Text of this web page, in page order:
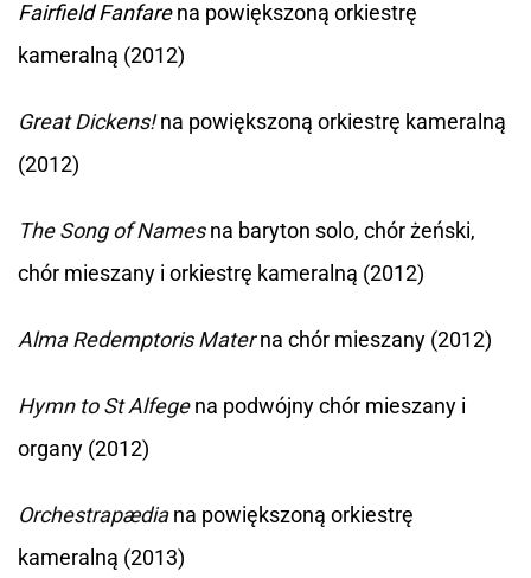
Fairfield Fanfarena powiększoną orkiestrę
kameralną (2012)
Great Dickens!na powiększoną orkiestrę kameralną
(2012)
The Song of Namesna baryton solo, chór żeński,
chór mieszany i orkiestrę kameralną (2012)
Alma Redemptoris Materna chór mieszany (2012)
Hymn to St Alfegena podwójny chór mieszany i
organy (2012)
Orchestrapædiana powiększoną orkiestrę
kameralną (2013)